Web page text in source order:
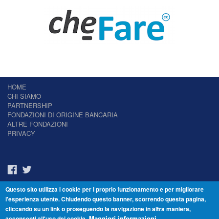
HOME
CHI SIAMO
PARTNERSHIP
FONDAZIONI DI ORIGINE BANCARIA
ALTRE FONDAZIONI
PRIVACY
Il Giornale delle Fondazioni - Periodico telematico
Reg. Tribunale n.7 del 22/07/2014 – ISSN 2421-2466
© Fondazione Venezia 2000 - Dorsoduro 3488/U - 30123 Venezia - Italia -
Questo sito utilizza i cookie per i proprio funzionamento e per migliorare
l'esperienza utente. Chiudendo questo banner, scorrendo questa pagina,
cliccando su un link o proseguendo la navigazione in altra maniera,